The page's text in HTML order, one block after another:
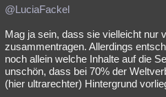
Spiritualität
Natur Umfragen Unterhaltung
weitere Rubriken
Philosophie Träume Orte
@LuciaFackel
Mag ja sein, dass sie vielleicht nur
zusammentragen. Allerdings
noch allein welche Inhalte auf die
unschön, dass bei 70% der
(hier ultrarechter) Hintergrund